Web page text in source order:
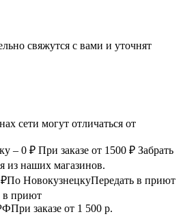
свяжутся с вами и уточнят
сети могут отличаться от
– 0 ₽ При заказе от 1500 ₽ Забрать
из наших магазинов.
По НовокузнецкуПередать в приют
в приют
При заказе от 1 500 р.